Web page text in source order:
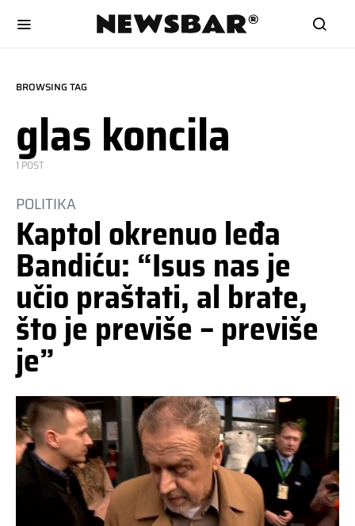
BROWSING TAG
glas koncila
1 POST
POLITIKA
Kaptol okrenuo leđa
Bandiću: “Isus nas je
učio praštati, al brate,
što je previše – previše
je”